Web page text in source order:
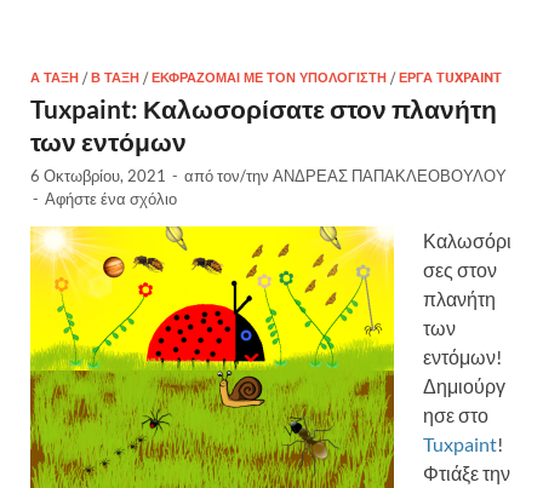
Α ΤΆΞΗ /Β ΤΆΞΗ /ΕΚΦΡΆΖΟΜΑΙ ΜΕ ΤΟΝ ΥΠΟΛΟΓΙΣΤΉ /ΈΡΓΑ TUXPAINT
Tuxpaint: Καλωσορίσατε στον πλανήτη
των εντόμων
6 Οκτωβρίου, 2021 - από τον/την ΑΝΔΡΕΑΣ ΠΑΠΑΚΛΕΟΒΟΥΛΟΥ
- Αφήστε ένα σχόλιο
Καλωσόρι
σες στον
πλανήτη
των
εντόμων!
Δημιούργ
ησε στο
Tuxpaint!
Φτιάξε την